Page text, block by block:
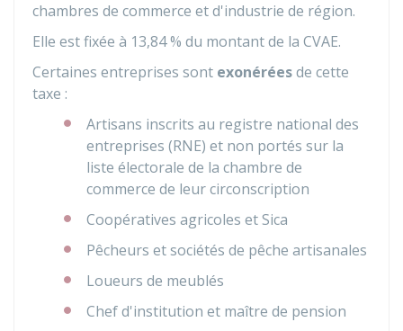
chambres de commerce et d'industrie de région.
Elle est fixée à 13,84 % du montant de la CVAE.
Certaines entreprises sont exonéréesde cette
taxe :
Artisans inscrits au registre national des
entreprises (RNE) et non portés sur la
liste électorale de la chambre de
commerce de leur circonscription
Coopératives agricoles et Sica
Pêcheurs et sociétés de pêche artisanales
Loueurs de meublés
Chef d'institution et maître de pension